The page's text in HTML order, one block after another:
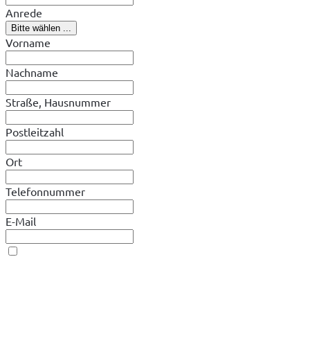
Anrede
Bitte wählen ...
Vorname
Nachname
Straße, Hausnummer
Postleitzahl
Ort
Telefonnummer
E-Mail